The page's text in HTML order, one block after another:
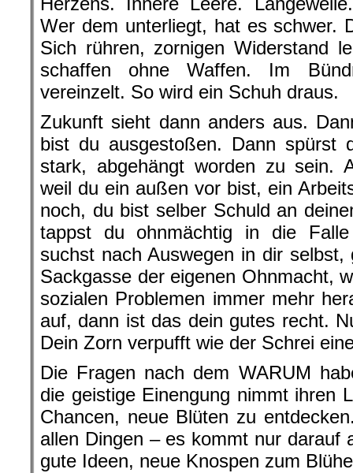
Wer dem unterliegt, hat es schwer.
Sich rühren, zornigen Widerstand
schaffen ohne Waffen. Im
vereinzelt. So wird ein Schuh draus.
Zukunft sieht dann anders aus.
bist du ausgestoßen. Dann spürst
stark, abgehängt worden zu sein.
weil du ein außen vor bist, ein
noch, du bist selber Schuld an
tappst du ohnmächtig in die Falle
suchst nach Auswegen in dir
Sackgasse der eigenen Ohnmacht,
sozialen Problemen immer mehr
auf, dann ist das dein gutes recht.
Dein Zorn verpufft wie der Schrei
Die Fragen nach dem WARUM
die geistige Einengung nimmt ihren
Chancen, neue Blüten zu
allen Dingen – es kommt nur darauf
gute Ideen, neue Knospen zum